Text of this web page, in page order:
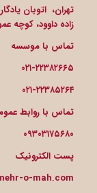
تهران، اتوبان
زاده داوود، کوچه
تماس با موسسه
۰۲۱-۲۲۳۸۲۶۶۵
۰۲۱-۲۲۳۸۵۲۶۴
تماس با روابط
۰۹۳۰۳۱۷۵۶۸۰
پست الکترونیک
o-mah.com